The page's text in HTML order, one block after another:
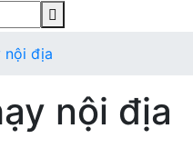
nội địa
nội địa